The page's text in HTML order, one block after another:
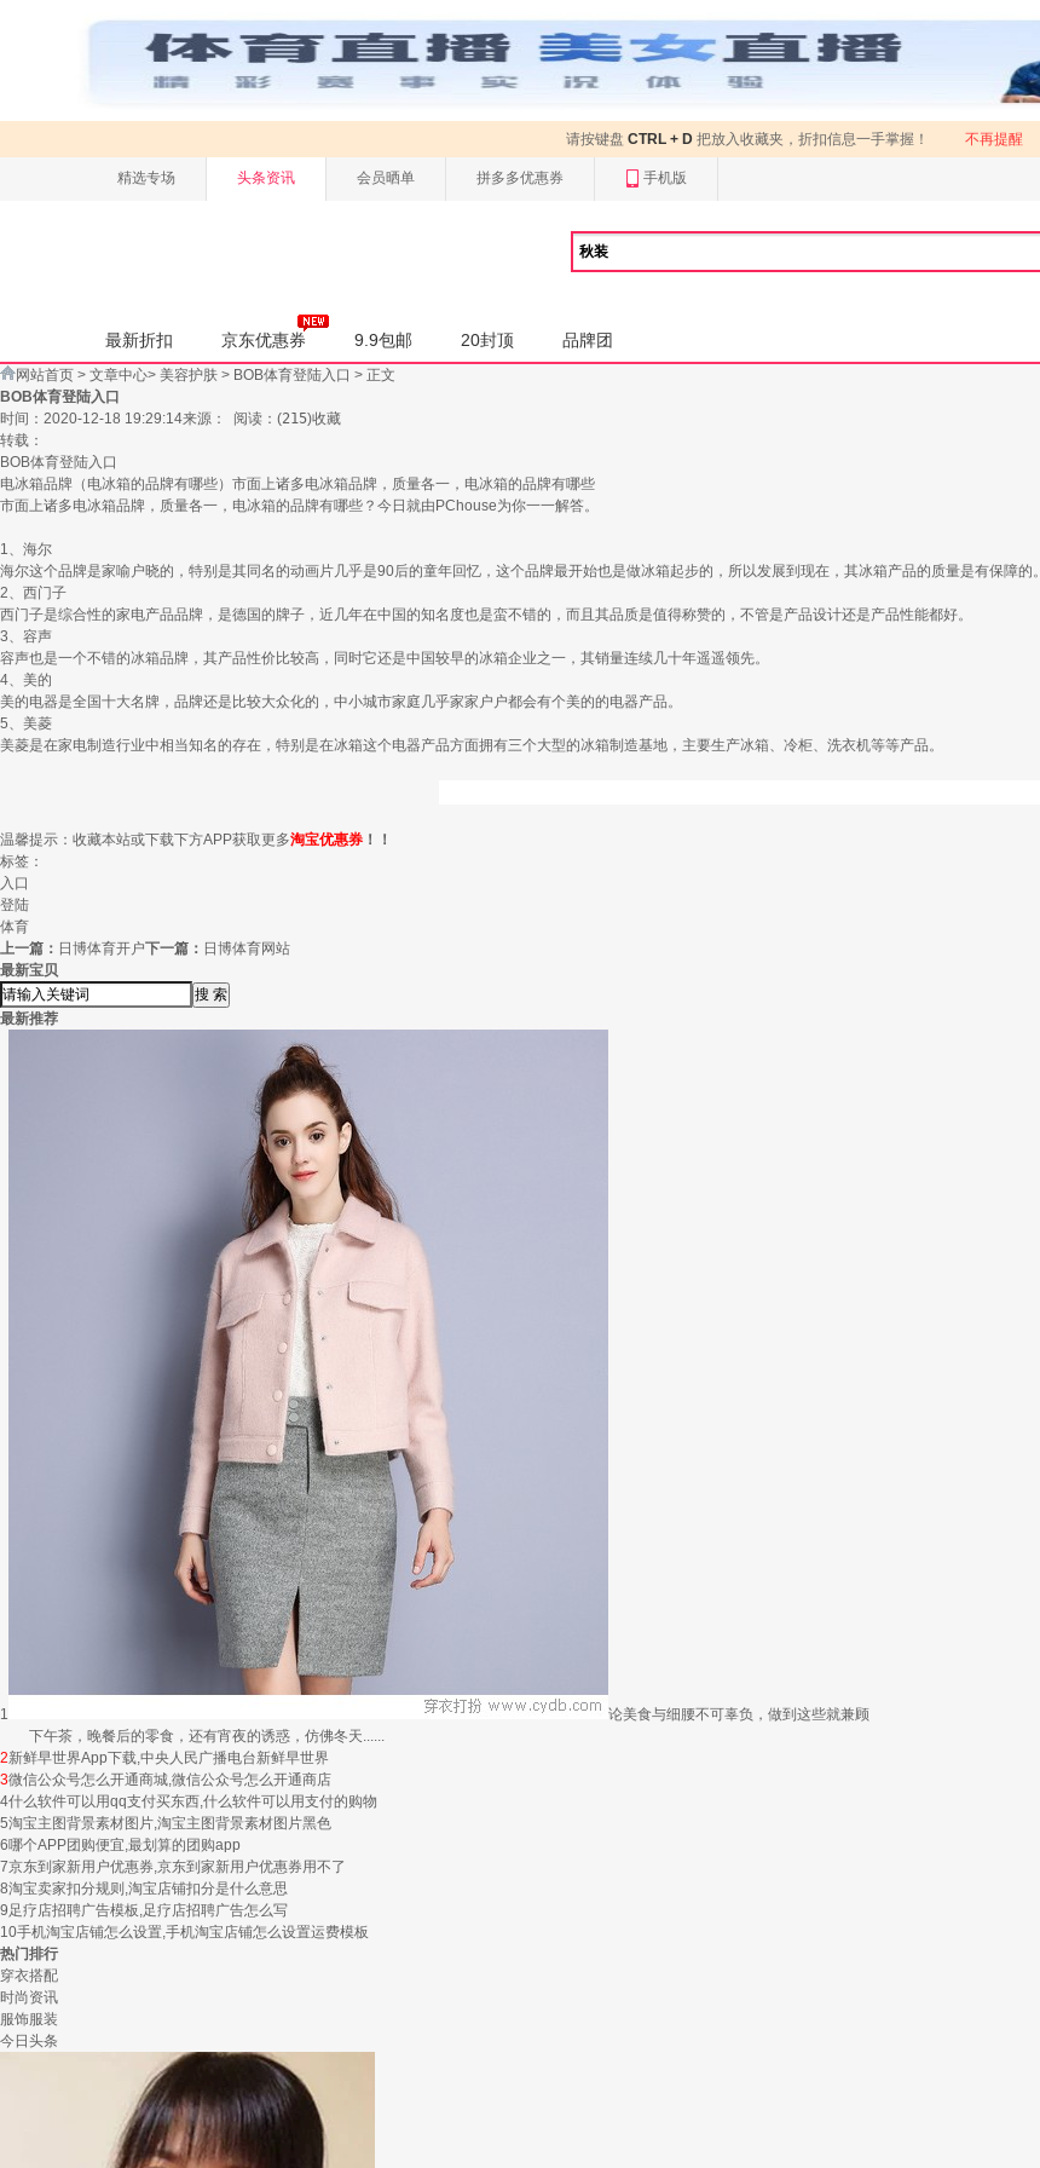
请按键盘 CTRL + D 把放入收藏夹，折扣信息一手掌握！ 不再提醒
精选专场 头条资讯 会员晒单 拼多多优惠券 手机版
最新折扣 京东优惠券 9.9包邮 20封顶 品牌团
网站首页 > 文章中心> 美容护肤 > BOB体育登陆入口 > 正文
BOB体育登陆入口
时间：2020-12-18 19:29:14来源： 阅读： (215)收藏
转载：
BOB体育登陆入口
电冰箱品牌（电冰箱的品牌有哪些）市面上诸多电冰箱品牌，质量各一，电冰箱的品牌有哪些
市面上诸多电冰箱品牌，质量各一，电冰箱的品牌有哪些？今日就由PChouse为你一一解答。
1、海尔
海尔这个品牌是家喻户晓的，特别是其同名的动画片几乎是90后的童年回忆，这个品牌最开始也是做冰箱起步的，所以发展到现在，其冰箱产品的质量是有保障的。
2、西门子
西门子是综合性的家电产品品牌，是德国的牌子，近几年在中国的知名度也是蛮不错的，而且其品质是值得称赞的，不管是产品设计还是产品性能都好。
3、容声
容声也是一个不错的冰箱品牌，其产品性价比较高，同时它还是中国较早的冰箱企业之一，其销量连续几十年遥遥领先。
4、美的
美的电器是全国十大名牌，品牌还是比较大众化的，中小城市家庭几乎家家户户都会有个美的的电器产品。
5、美菱
美菱是在家电制造行业中相当知名的存在，特别是在冰箱这个电器产品方面拥有三个大型的冰箱制造基地，主要生产冰箱、冷柜、洗衣机等等产品。
温馨提示：收藏本站或下载下方APP获取更多淘宝优惠券 ！！
标签：
入口
登陆
体育
上一篇： 日博体育开户下一篇： 日博体育网站
最新宝贝
最新推荐
1
论美食与细腰不可辜负，做到这些就兼顾
下午茶，晚餐后的零食，还有宵夜的诱惑，仿佛冬天......
2新鲜早世界App下载,中央人民广播电台新鲜早世界
3微信公众号怎么开通商城,微信公众号怎么开通商店
4什么软件可以用qq支付买东西,什么软件可以用支付的购物
5淘宝主图背景素材图片,淘宝主图背景素材图片黑色
6哪个APP团购便宜,最划算的团购app
7京东到家新用户优惠券,京东到家新用户优惠券用不了
8淘宝卖家扣分规则,淘宝店铺扣分是什么意思
9足疗店招聘广告模板,足疗店招聘广告怎么写
10手机淘宝店铺怎么设置,手机淘宝店铺怎么设置运费模板
热门排行
穿衣搭配
时尚资讯
服饰服装
今日头条